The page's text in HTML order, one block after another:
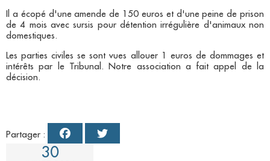
Il a écopé d'une amende de 150 euros et d'une peine de prison
de 4 mois avec sursis pour détention irrégulière d'animaux non
domestiques.
Les parties civiles se sont vues allouer 1 euros de dommages et
intérêts par le Tribunal. Notre association a fait appel de la
décision.
Partager :
30